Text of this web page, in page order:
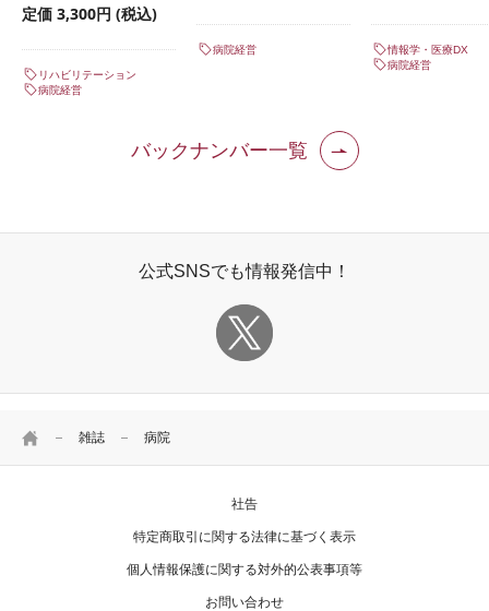
HOME 雑誌 病院
定価 3,300円 (税込)
リハビリテーション
病院経営
病院経営
情報学・医療DX
病院経営
バックナンバー一覧
公式SNSでも情報発信中！
社告
特定商取引に関する法律に基づく表示
個人情報保護に関する対外的公表事項等
お問い合わせ